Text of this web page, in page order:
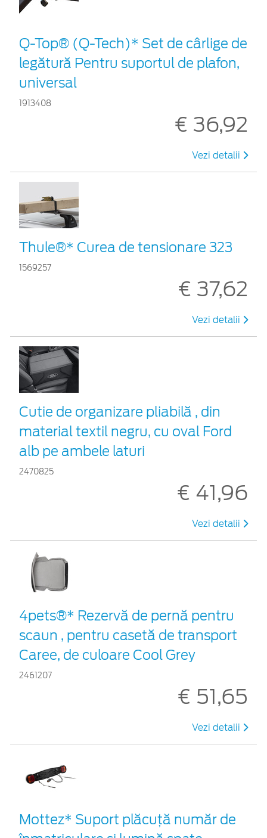
Q-Top® (Q-Tech)* Set de cârlige de
legătură Pentru suportul de plafon,
universal
1913408
€ 36,92
Vezi detalii
Thule®* Curea de tensionare 323
1569257
€ 37,62
Vezi detalii
Cutie de organizare pliabilă , din
material textil negru, cu oval Ford
alb pe ambele laturi
2470825
€ 41,96
Vezi detalii
4pets®* Rezervă de pernă pentru
scaun , pentru casetă de transport
Caree, de culoare Cool Grey
2461207
€ 51,65
Vezi detalii
Mottez* Suport plăcuță număr de